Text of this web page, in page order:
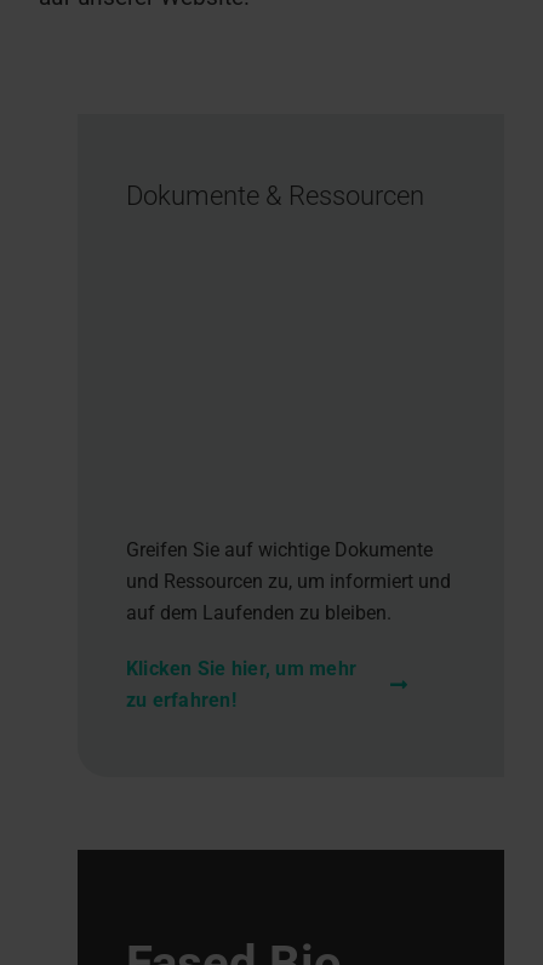
Dokumente & Ressourcen
Greifen Sie auf wichtige Dokumente
und Ressourcen zu, um informiert und
auf dem Laufenden zu bleiben.
Klicken Sie hier, um mehr
zu erfahren!